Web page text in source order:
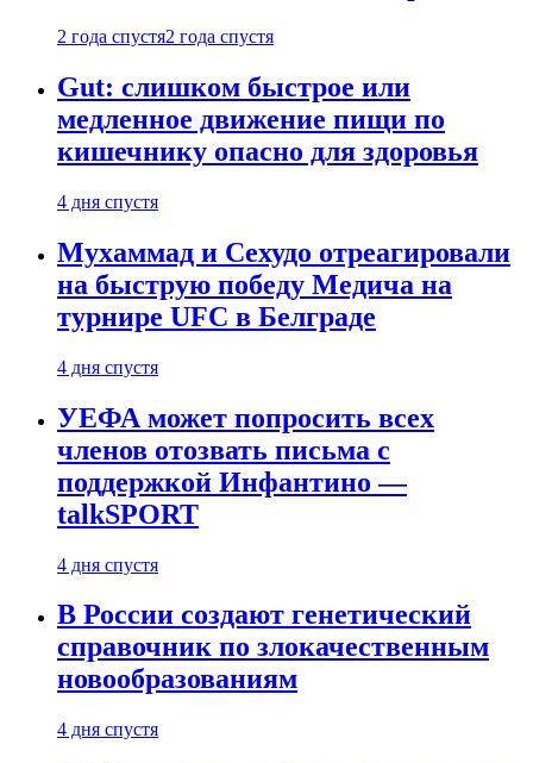
2 года спустя2 года спустя
Gut: слишком быстрое или
медленное движение пищи по
кишечнику опасно для здоровья
4 дня спустя
Мухаммад и Сехудо отреагировали
на быструю победу Медича на
турнире UFC в Белграде
4 дня спустя
УЕФА может попросить всех
членов отозвать письма с
поддержкой Инфантино —
talkSPORT
4 дня спустя
В России создают генетический
справочник по злокачественным
новообразованиям
4 дня спустя